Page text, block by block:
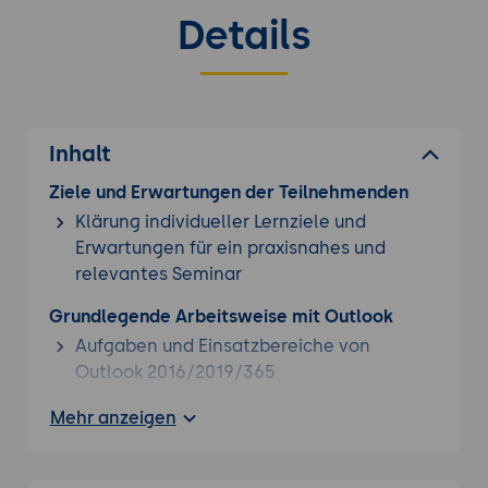
Details
Inhalt
Ziele und Erwartungen der Teilnehmenden
Klärung individueller Lernziele und
Erwartungen für ein praxisnahes und
relevantes Seminar
Grundlegende Arbeitsweise mit Outlook
Aufgaben und Einsatzbereiche von
Outlook 2016/2019/365
Das Anwendungsfenster von Outlook
Mehr anzeigen